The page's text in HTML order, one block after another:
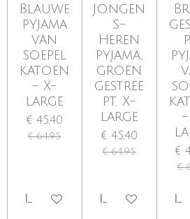
Blauwe
pyjama
van
soepel
katoen
- X-
large
€ 45,40
€ 64,95
IN WINKELWAGEN
Jongen
s-
Heren
pyjama,
groen
gestree
pt, X-
large
€ 45,40
€ 64,95
IN
-
€
€